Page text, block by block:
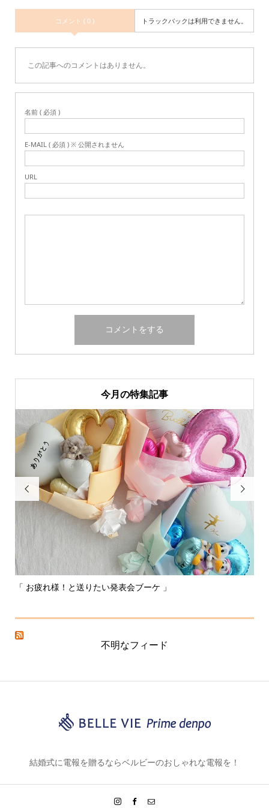
コメント ( 0 ) トラックバックは利用できません。
この記事へのコメントはありません。
名前 ( 必須 )
E-MAIL ( 必須 ) ※ 公開されません
URL
今月の特集記事

「 お疲れ様！と送りたい発表会ブーケ 」

不明なフィード
結婚式に電報を贈るならベルビーのおしゃれな電報を！